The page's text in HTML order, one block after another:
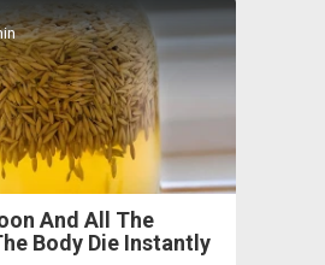
And All The
Body Die Instantly